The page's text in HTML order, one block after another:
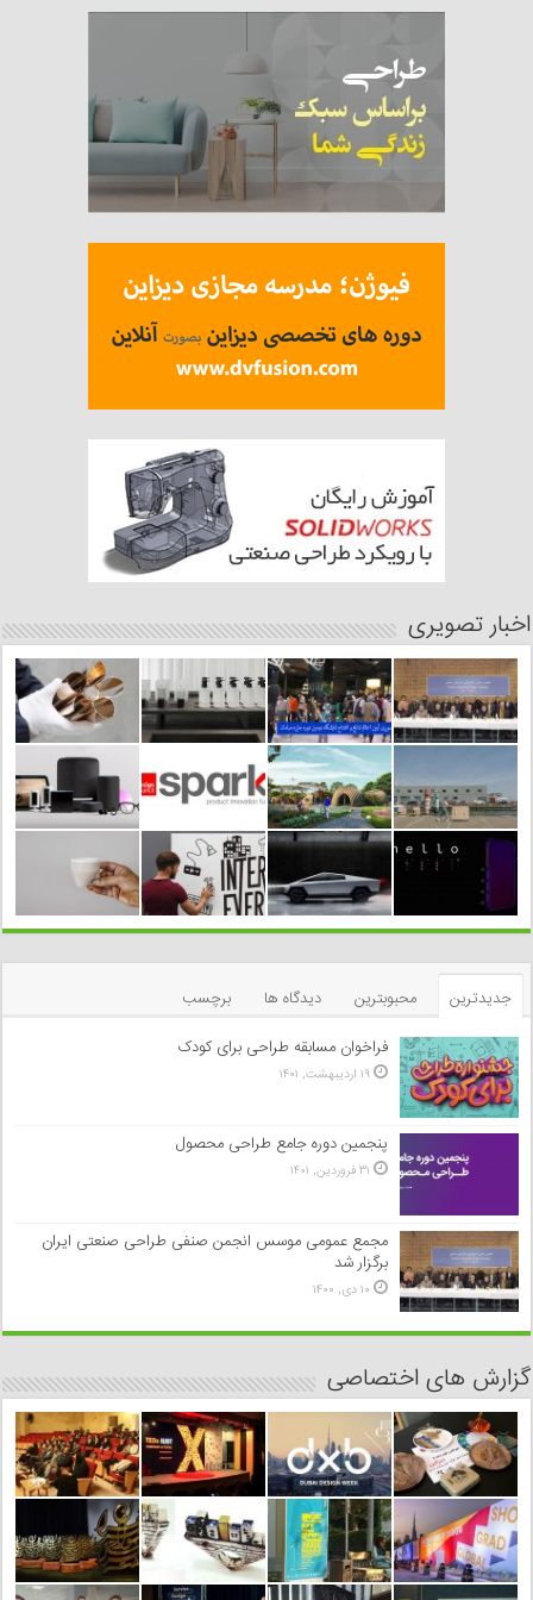
اخبار تصویری
جدیدترین محبوبترین دیدگاه ها
برچسب
فراخوان مسابقه طراحی برای کودک
۱۹ اردیبهشت, ۱۴۰۱
پنجمین دوره جامع طراحی محصول
۳۱ فروردین, ۱۴۰۱
مجمع عمومی موسس انجمن صنفی طراحی صنعتی ایران
برگزار شد
۱۰ دی, ۱۴۰۰
گزارش های اختصاصی